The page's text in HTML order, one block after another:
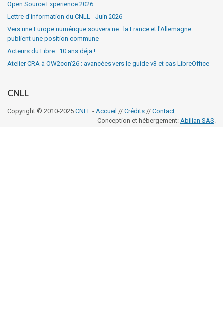
Open Source Experience 2026
Lettre d'information du CNLL - Juin 2026
Vers une Europe numérique souveraine : la France et l'Allemagne
publient une position commune
Acteurs du Libre : 10 ans déja !
Atelier CRA à OW2con’26 : avancées vers le guide v3 et cas LibreOffice
CNLL
Copyright © 2010-2025 CNLL - Accueil // Crédits // Contact.
Conception et hébergement: Abilian SAS.